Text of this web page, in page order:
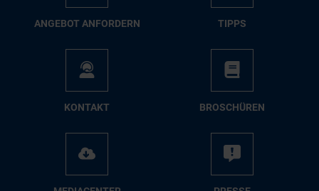
AN­GE­BOT AN­FOR­DERN TIPPS
KON­TAKT BRO­SCHÜ­REN